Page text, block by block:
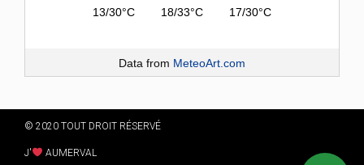
13/30°C 18/33°C 17/30°C
Data from MeteoArt.com
© 2020 TOUT DROIT RÉSERVÉ
J' AUMERVAL